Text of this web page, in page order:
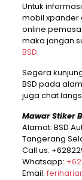
Untuk
mobil xpander
online
maka jangan
BSD.
Segera
BSD pada
juga chat
Mawar Stiker
Alamat: BSD
Tangerang
Call us:
Whatsapp:
Email: